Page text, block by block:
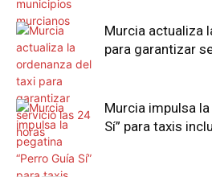
Murcia actualiza
para garantizar
Murcia impulsa
Sí” para taxis